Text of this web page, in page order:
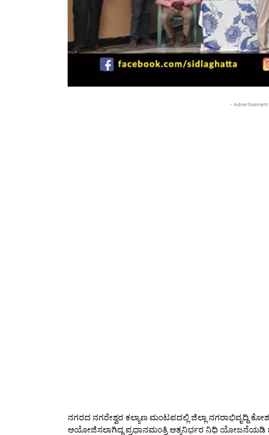
-
ನಗರದ ನಗರೇಶ್ವರ ಕಲ್ಯಾಣ ಮಂಟಪದಲ್ಲಿ ಜಿಲ್ಲಾ ನಗರಾಭಿವೃದ್ದಿ
ಆಯೋಜಿಸಲಾಗಿದ್ದ ಪ್ರಧಾನಮಂತ್ರಿ ಆತ್ಮನಿರ್ಭರ ನಿಧಿ ಯೋಜನೆಯಡಿ